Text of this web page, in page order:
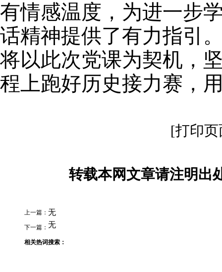
有情感温度， 为进一步
话精神提供了有力指引
将以此次党课为契机 ，
程上跑好历史接力赛，
[打印
转载本网文章请注明出
上一篇： 无
下一篇： 无
相关热词搜索：